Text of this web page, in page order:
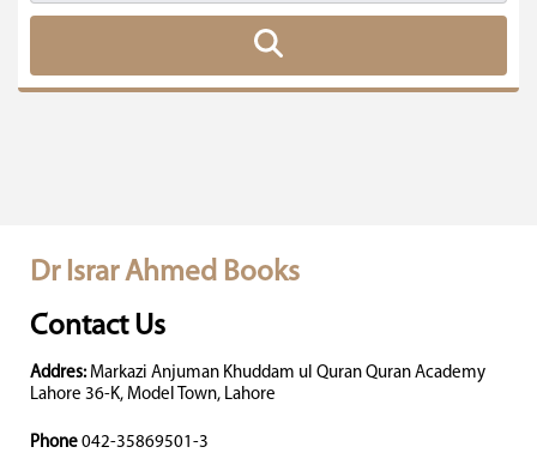
Dr Israr Ahmed Books
Contact Us
Addres: Markazi Anjuman Khuddam ul Quran Quran Academy
Lahore 36-K, Model Town, Lahore
Phone 042-35869501-3